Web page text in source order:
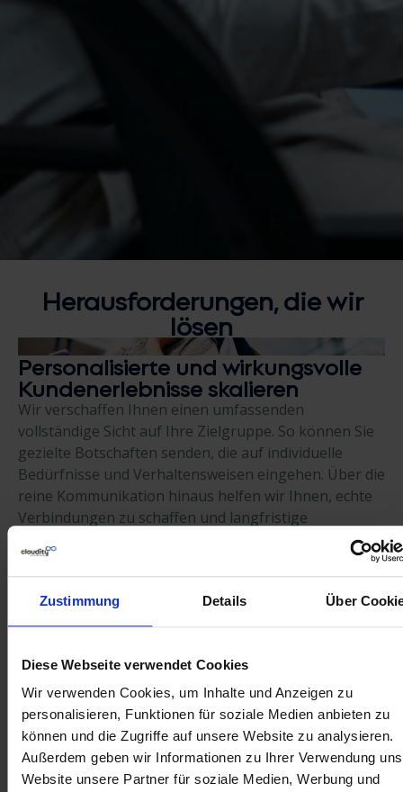
Zustimmung Details Über
Diese Webseite verwendet Cookies
Wir verwenden Cookies, um Inhalte und Anzeigen zu
personalisieren, Funktionen für soziale Medien anbieten zu
können und die Zugriffe auf unsere Website zu analysieren.
Außerdem geben wir Informationen zu Ihrer Verwendung
Website unsere Partner für soziale Medien, Werbung und
Herausforderungen, die wir
lösen
Personalisierte und wirkungsvolle
Kundenerlebnisse skalieren
Wir verschaffen Ihnen einen umfassenden
vollständige Sicht auf Ihre Zielgruppe. So können Sie
gezielte Botschaften senden, die auf individuelle
Bedürfnisse und Verhaltensweisen eingehen. Über die
reine Kommunikation hinaus helfen wir Ihnen, echte
Verbindungen zu schaffen und langfristige
Aus Rohdaten konkrete Marketing-
Erkenntnisse gewinnen
miteinander zu verknüpfen, um eine einheitliche Sicht
Sie die Echtzeit-Erkenntnisse, um fundierte
Entscheidungen zu treffen und können schnell auf
Markttrends reagieren und Ihre Strategie für
maximale Relevanz verfeinern.